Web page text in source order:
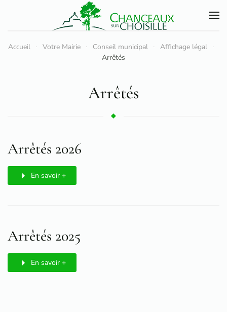
Accéder au contenu principal
Accueil Votre Mairie Conseil municipal
Affichage légal
Arrêtés
Arrêtés
Arrêtés 2026
En savoir +
Arrêtés 2025
En savoir +